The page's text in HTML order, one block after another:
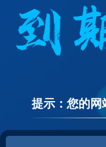
提示：您的网